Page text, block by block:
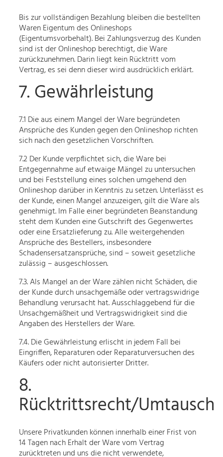
Bis zur vollständigen Bezahlung bleiben die bestellten
Waren Eigentum des Onlineshops
(Eigentumsvorbehalt). Bei Zahlungsverzug des Kunden
sind ist der Onlineshop berechtigt, die Ware
zurückzunehmen. Darin liegt kein Rücktritt vom
Vertrag, es sei denn dieser wird ausdrücklich erklärt.
7. Gewährleistung
7.1 Die aus einem Mangel der Ware begründeten
Ansprüche des Kunden gegen den Onlineshop richten
sich nach den gesetzlichen Vorschriften.
7.2 Der Kunde verpflichtet sich, die Ware bei
Entgegennahme auf etwaige Mängel zu untersuchen
und bei Feststellung eines solchen umgehend den
Onlineshop darüber in Kenntnis zu setzen. Unterlässt es
der Kunde, einen Mangel anzuzeigen, gilt die Ware als
genehmigt. Im Falle einer begründeten Beanstandung
steht dem Kunden eine Gutschrift des Gegenwertes
oder eine Ersatzlieferung zu. Alle weitergehenden
Ansprüche des Bestellers, insbesondere
Schadensersatzansprüche, sind – soweit gesetzliche
zulässig – ausgeschlossen.
7.3. Als Mangel an der Ware zählen nicht Schäden, die
der Kunde durch unsachgemäße oder vertragswidrige
Behandlung verursacht hat. Ausschlaggebend für die
Unsachgemäßheit und Vertragswidrigkeit sind die
Angaben des Herstellers der Ware.
7.4. Die Gewährleistung erlischt in jedem Fall bei
Eingriffen, Reparaturen oder Reparaturversuchen des
Käufers oder nicht autorisierter Dritter.
8.
Rücktrittsrecht/Umtausch
Unsere Privatkunden können innerhalb einer Frist von
14 Tagen nach Erhalt der Ware vom Vertrag
zurücktreten und uns die nicht verwendete,